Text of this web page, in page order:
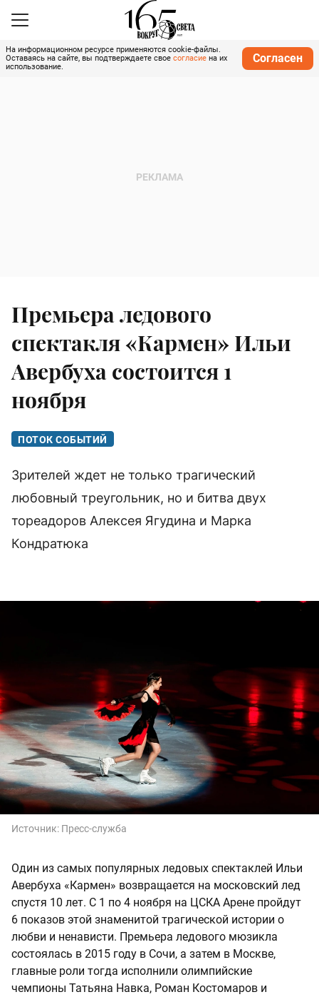
На информационном ресурсе применяются cookie-файлы.
Оставаясь на сайте, вы подтверждаете свое согласие на их
использование.
Согласен
Премьера ледового
спектакля «Кармен» Ильи
Авербуха состоится 1
ноября
ПОТОК СОБЫТИЙ
Зрителей ждет не только трагический
любовный треугольник, но и битва двух
тореадоров Алексея Ягудина и Марка
Кондратюка
Источник: Пресс-служба
Один из самых популярных ледовых спектаклей Ильи
Авербуха «Кармен» возвращается на московский лед
спустя 10 лет. С 1 по 4 ноября на ЦСКА Арене пройдут
6 показов этой знаменитой трагической истории о
любви и ненависти. Премьера ледового мюзикла
состоялась в 2015 году в Сочи, а затем в Москве,
главные роли тогда исполнили олимпийские
чемпионы Татьяна Навка, Роман Костомаров и